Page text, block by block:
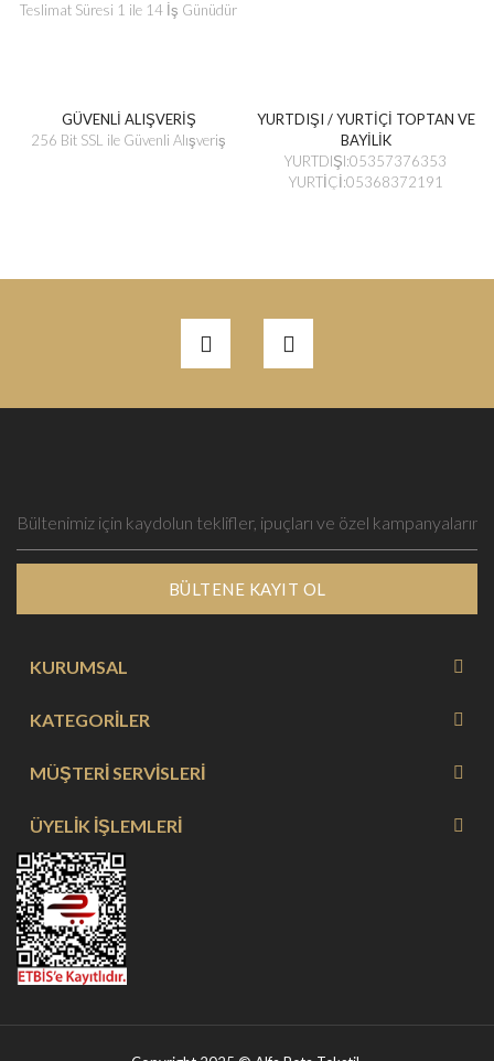
Teslimat Süresi 1 ile 14 İş Günüdür
GÜVENLİ ALIŞVERİŞ
256 Bit SSL ile Güvenli Alışveriş
YURTDIŞI / YURTİÇİ TOPTAN VE
BAYİLİK
YURTDIŞI:05357376353
YURTİÇİ:05368372191
BÜLTENE KAYIT OL
KURUMSAL
KATEGORİLER
MÜŞTERİ SERVİSLERİ
ÜYELİK İŞLEMLERİ